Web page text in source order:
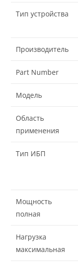
Тип устройства
Производитель
Part Number
Модель
Область
применения
Тип ИБП
Мощность
полная
Нагрузка
максимальная